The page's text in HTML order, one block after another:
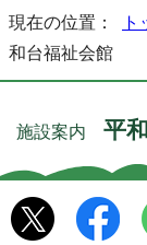
現在の位置：
和台福祉会館
施設案内 平